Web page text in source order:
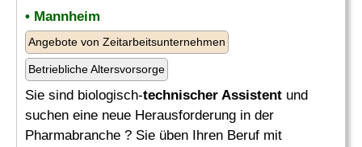
• Mannheim
Angebote von Zeitarbeitsunternehmen
Betriebliche Altersvorsorge
Sie sind biologisch-technischer Assistent und
suchen eine neue Herausforderung in der
Pharmabranche ? Sie üben Ihren Beruf mit